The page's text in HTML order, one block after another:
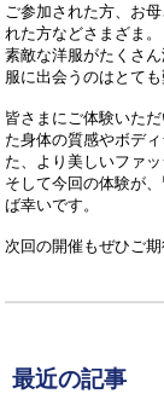
ご参加された方、お
れた方などさまざま。
素敵な洋服がたくさ
服に出会うのはとて
皆さまにご体験いた
た身体の質感やボデ
た、より美しいファ
そして今回の体験が
ば幸いです。
次回の開催もぜひご
最近の記事